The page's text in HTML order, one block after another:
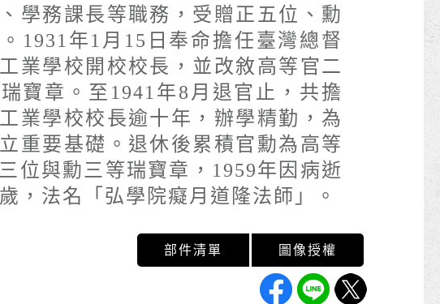
學務課長等職務，受贈正五位、勳
1931年1月15日奉命擔任臺灣總督
業學校開校校長，並改敘高等官二
寶章。至1941年8月退官止，共擔
業學校校長逾十年，辦學精勤，為
重要基礎。退休後累積官勳為高等
位與勳三等瑞寶章，1959年因病逝
，法名「弘學院癡月道隆法師」。